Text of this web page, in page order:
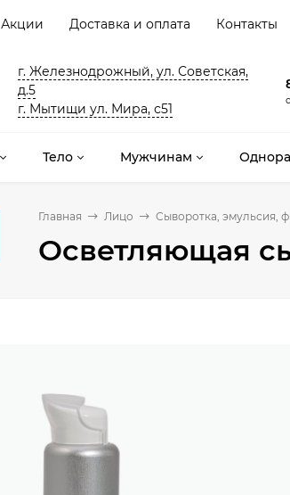
Акции Доставка и оплата Контакты
г. Железнодрожный, ул. Советская,
д.5
г. Мытищи ул. Мира, с51
Тело Мужчинам
Главная Лицо Сыворотка, эмульсия,
Осветляющая